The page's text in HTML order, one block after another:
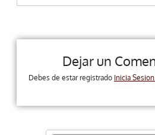
Dejar un
Debes de estar registrado Inicia